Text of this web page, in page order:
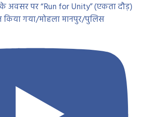
के अवसर पर “Run for Unity” (एकता दौड़)
गया/मोहला मानपुर/पुलिस